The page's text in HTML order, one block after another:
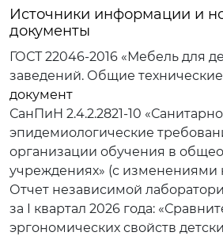
Источники информации и
документы
ГОСТ 22046-2016 «Мебель для
заведений. Общие технические
документ
СанПиН 2.4.2.2821-10
эпидемиологические
организации обучения в
учреждениях» (с изменениями
Отчет независимой
за I квартал 2026 года:
эргономических свойств